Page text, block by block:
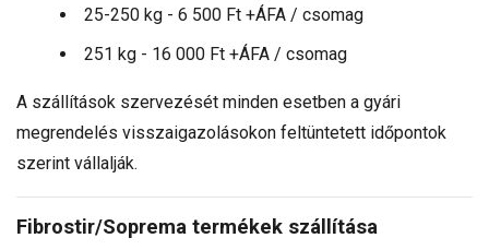
25-250 kg - 6 500 Ft +ÁFA / csomag
251 kg - 16 000 Ft +ÁFA / csomag
A szállítások szervezését minden esetben a gyári
megrendelés visszaigazolásokon feltüntetett időpontok
szerint vállalják.
Fibrostir/Soprema termékek szállítása